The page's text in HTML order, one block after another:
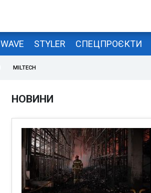
WAVE STYLER СПЕЦПРОЄКТИ
MILTECH
НОВИНИ